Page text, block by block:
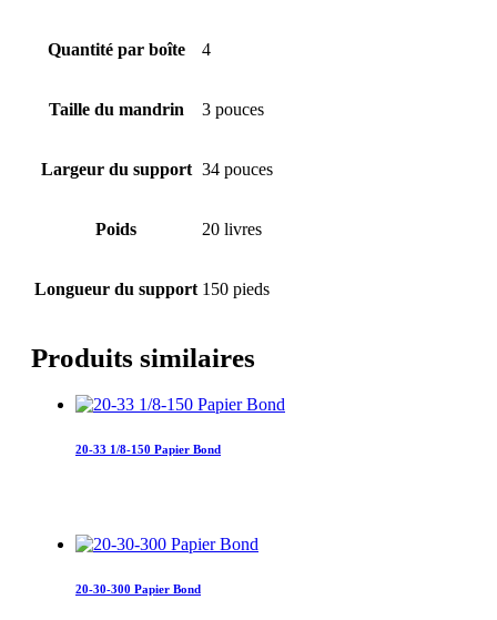
Quantité par boîte 4
Taille du mandrin 3 pouces
Largeur du support 34 pouces
Poids 20 livres
Longueur du support 150 pieds
Produits similaires
20-33 1/8-150 Papier Bond
20-30-300 Papier Bond